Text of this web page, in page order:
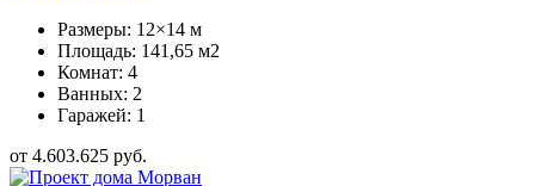
Размеры: 12×14 м
Площадь: 141,65 м2
Комнат: 4
Ванных: 2
Гаражей: 1
от 4.603.625 руб.